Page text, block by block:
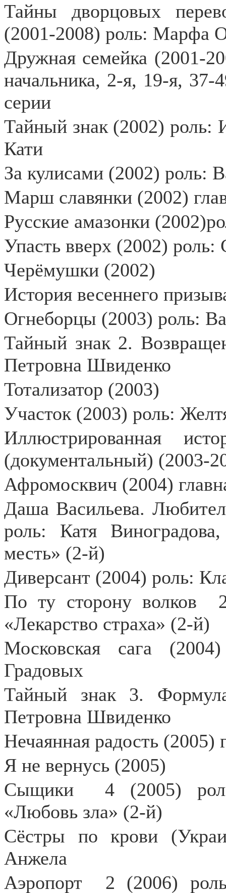
Тайны дворцовых
(2001-2008) роль: Марфа
Дружная семейка (2001-
начальника, 2-я, 19-я,
серии
Тайный знак (2002) роль:
Кати
За кулисами (2002) роль:
Марш славянки (2002)
Русские амазонки
Упасть вверх (2002) роль:
Черёмушки (2002)
История весеннего
Огнеборцы (2003) роль:
Тайный знак 2.
Петровна Швиденко
Тотализатор (2003)
Участок (2003) роль:
Иллюстрированная
(документальный) (2003-
Афромосквич (2004)
Даша Васильева.
роль: Катя
месть» (2-й)
Диверсант (2004) роль:
По ту сторону волков
«Лекарство страха» (2-й)
Московская сага
Градовых
Тайный знак 3.
Петровна Швиденко
Нечаянная радость (2005)
Я не вернусь (2005)
Сыщики
4 (2005)
«Любовь зла» (2-й)
Сёстры по крови
Анжела
Аэропорт
2 (2006)